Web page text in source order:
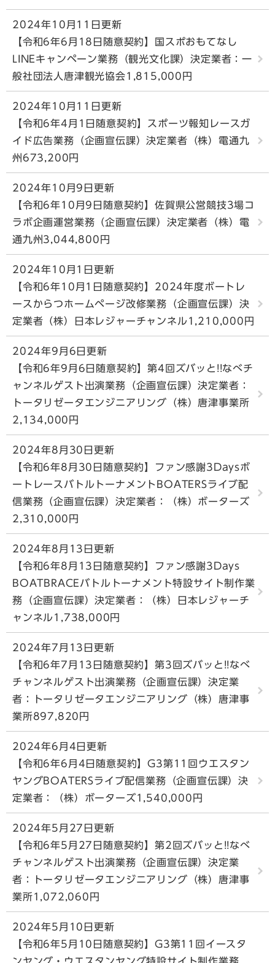
2024年10月11日更新
【令和6年6月18日随意契約】国スポおもてなし
LINEキャンペーン業務（観光文化課）決定業者：一
般社団法人唐津観光協会1,815,000円
2024年10月11日更新
【令和6年4月1日随意契約】スポーツ報知レースガ
イド広告業務（企画宣伝課）決定業者（株）電通九
州673,200円
2024年10月9日更新
【令和6年10月9日随意契約】佐賀県公営競技3場コ
ラボ企画運営業務（企画宣伝課）決定業者（株）電
通九州3,044,800円
2024年10月1日更新
【令和6年10月1日随意契約】2024年度ボートレ
ースからつホームページ改修業務（企画宣伝課）決
定業者（株）日本レジャーチャンネル1,210,000円
2024年9月6日更新
【令和6年9月6日随意契約】第4回ズバッと!!なべチ
ャンネルゲスト出演業務（企画宣伝課）決定業者：
トータリゼータエンジニアリング（株）唐津事業所
2,134,000円
2024年8月30日更新
【令和6年8月30日随意契約】ファン感謝3Daysボ
ートレースバトルトーナメントBOATERSライブ配
信業務（企画宣伝課）決定業者：（株）ボーターズ
2,310,000円
2024年8月13日更新
【令和6年8月13日随意契約】ファン感謝3Days
BOATBRACEバトルトーナメント特設サイト制作業
務（企画宣伝課）決定業者：（株）日本レジャーチ
ャンネル1,738,000円
2024年7月13日更新
【令和6年7月13日随意契約】第3回ズバッと!!なべ
チャンネルゲスト出演業務（企画宣伝課）決定業
者：トータリゼータエンジニアリング（株）唐津事
業所897,820円
2024年6月4日更新
【令和6年6月4日随意契約】G3第11回ウエスタン
ヤングBOATERSライブ配信業務（企画宣伝課）決
定業者：（株）ボーターズ1,540,000円
2024年5月27日更新
【令和6年5月27日随意契約】第2回ズバッと!!なべ
チャンネルゲスト出演業務（企画宣伝課）決定業
者：トータリゼータエンジニアリング（株）唐津事
業所1,072,060円
2024年5月10日更新
【令和6年5月10日随意契約】G3第11回イースタ
ンヤング・ウエスタンヤング特設サイト制作業務